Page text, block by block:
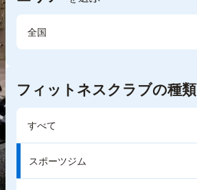
全国
フィットネスクラブの種類
すべて
スポーツジム